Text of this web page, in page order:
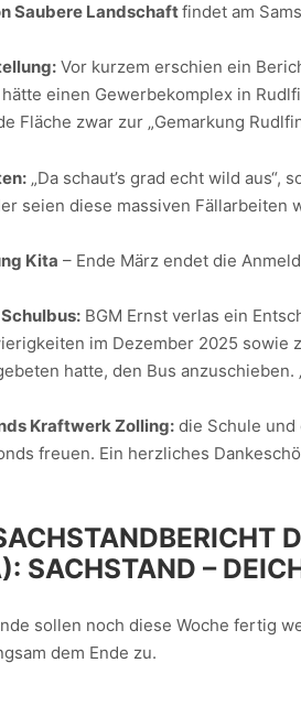
Saubere Landschaftfindet am
Vor kurzem erschien ein
einen Gewerbekomplex in
Fläche zwar zur „Gemarkung
„Da schaut’s grad echt wild
seien diese massiven
Kita – Ende März endet die
BGM Ernst verlas ein
im Dezember 2025 sowie
hatte, den Bus anzuschieben.
Kraftwerk Zolling: die Schule
freuen. Ein herzliches
SACHSTAND –
sollen noch diese Woche fertig
dem Ende zu.